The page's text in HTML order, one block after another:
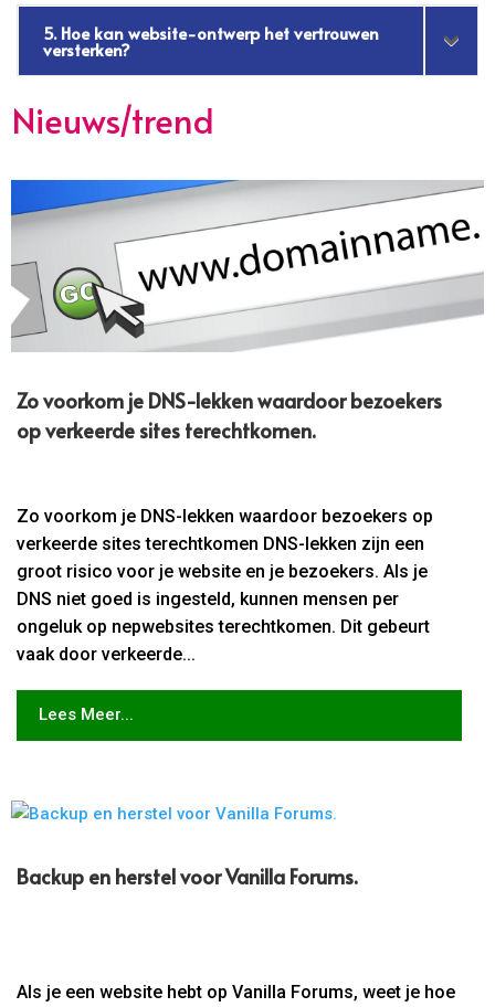
5. Hoe kan website-ontwerp het vertrouwen
versterken?
Nieuws/trend
Zo voorkom je DNS-lekken waardoor bezoekers
op verkeerde sites terechtkomen.​
Zo voorkom je DNS-lekken waardoor bezoekers op
verkeerde sites terechtkomen DNS-lekken zijn een
groot risico voor je website en je bezoekers. Als je
DNS niet goed is ingesteld, kunnen mensen per
ongeluk op nepwebsites terechtkomen. Dit gebeurt
vaak door verkeerde...
Lees Meer...
Backup en herstel voor Vanilla Forums.​
Als je een website hebt op Vanilla Forums, weet je hoe